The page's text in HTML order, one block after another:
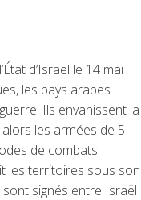
d’Israël le 14 mai
les pays arabes
Ils envahissent la
les armées de 5
de combats
les territoires sous son
signés entre Israël